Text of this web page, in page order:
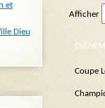
Afficher
Coupe
et
Dieu